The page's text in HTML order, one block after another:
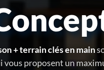
+ terrain clés en main
vous proposent un